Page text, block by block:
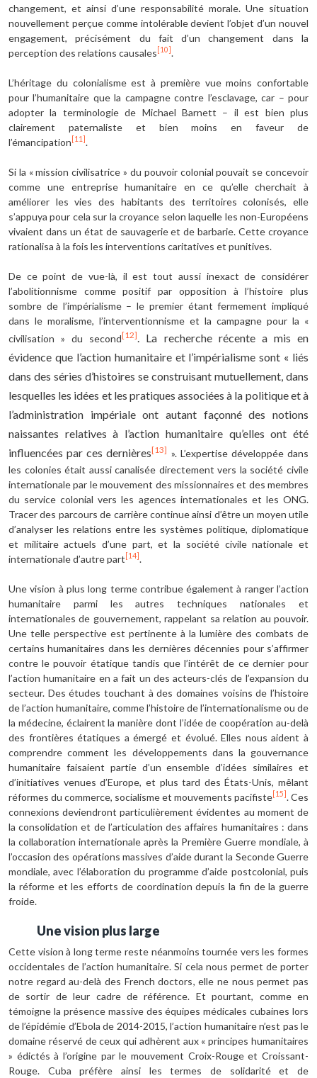
changement, et ainsi d’une responsabilité morale. Une situation
nouvellement perçue comme intolérable devient l’objet d’un nouvel
engagement, précisément du fait d’un changement dans la
perception des relations causales [10] .
L’héritage du colonialisme est à première vue moins confortable
pour l’humanitaire que la campagne contre l’esclavage, car – pour
adopter la terminologie de Michael Barnett – il est bien plus
clairement paternaliste et bien moins en faveur de
l’émancipation [11] .
Si la « mission civilisatrice » du pouvoir colonial pouvait se concevoir
comme une entreprise humanitaire en ce qu’elle cherchait à
améliorer les vies des habitants des territoires colonisés, elle
s’appuya pour cela sur la croyance selon laquelle les non-Européens
vivaient dans un état de sauvagerie et de barbarie. Cette croyance
rationalisa à la fois les interventions caritatives et punitives.
De ce point de vue-là, il est tout aussi inexact de considérer
l’abolitionnisme comme positif par opposition à l’histoire plus
sombre de l’impérialisme – le premier étant fermement impliqué
dans le moralisme, l’interventionnisme et la campagne pour la «
civilisation » du second[12]
. La recherche récente a mis en
évidence que l’action humanitaire et l’impérialisme sont « liés
dans des séries d’histoires se construisant mutuellement, dans
lesquelles les idées et les pratiques associées à la politique et à
l’administration impériale ont autant façonné des notions
naissantes relatives à l’action humanitaire qu’elles ont été
influencées par ces dernières[13] ». L’expertise développée dans
les colonies était aussi canalisée directement vers la société civile
internationale par le mouvement des missionnaires et des membres
du service colonial vers les agences internationales et les ONG.
Tracer des parcours de carrière continue ainsi d’être un moyen utile
d’analyser les relations entre les systèmes politique, diplomatique
et militaire actuels d’une part, et la société civile nationale et
internationale d’autre part [14] .
Une vision à plus long terme contribue également à ranger l’action
humanitaire parmi les autres techniques nationales et
internationales de gouvernement, rappelant sa relation au pouvoir.
Une telle perspective est pertinente à la lumière des combats de
certains humanitaires dans les dernières décennies pour s’affirmer
contre le pouvoir étatique tandis que l’intérêt de ce dernier pour
l’action humanitaire en a fait un des acteurs-clés de l’expansion du
secteur. Des études touchant à des domaines voisins de l’histoire
de l’action humanitaire, comme l’histoire de l’internationalisme ou de
la médecine, éclairent la manière dont l’idée de coopération au-delà
des frontières étatiques a émergé et évolué. Elles nous aident à
comprendre comment les développements dans la gouvernance
humanitaire faisaient partie d’un ensemble d’idées similaires et
d’initiatives venues d’Europe, et plus tard des États-Unis, mêlant
réformes du commerce, socialisme et mouvements pacifiste [15] . Ces
connexions deviendront particulièrement évidentes au moment de
la consolidation et de l’articulation des affaires humanitaires : dans
la collaboration internationale après la Première Guerre mondiale, à
l’occasion des opérations massives d’aide durant la Seconde Guerre
mondiale, avec l’élaboration du programme d’aide postcolonial, puis
la réforme et les efforts de coordination depuis la fin de la guerre
froide.
Une vision plus large
Cette vision à long terme reste néanmoins tournée vers les formes
occidentales de l’action humanitaire. Si cela nous permet de porter
notre regard au-delà des French doctors, elle ne nous permet pas
de sortir de leur cadre de référence. Et pourtant, comme en
témoigne la présence massive des équipes médicales cubaines lors
de l’épidémie d’Ebola de 2014-2015, l’action humanitaire n’est pas le
domaine réservé de ceux qui adhèrent aux « principes humanitaires
» édictés à l’origine par le mouvement Croix-Rouge et Croissant-
Rouge. Cuba préfère ainsi les termes de solidarité et de